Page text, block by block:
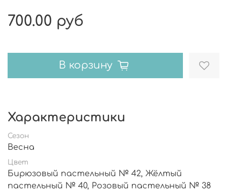
700.00 руб
В корзину
Характеристики
Сезон
Весна
Цвет
Бирюзовый пастельный № 42, Жёлтый
пастельный № 40, Розовый пастельный № 38